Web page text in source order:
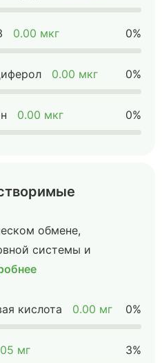
0.00 мкг 0%
0.00 мкг 0%
0.00 мкг 0%
обмене,
системы и
кислота 0.00 мг 0%
мг 3%